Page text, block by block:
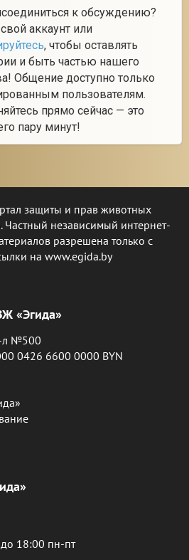
к обсуждению?
аккаунт или
, чтобы оставлять
и быть частью нашего
Общение доступно только
пользователям.
прямо сейчас — это
пару минут!
защиты и прав животных
Частный независимый интернет-
разрешена только с
на www.egida.by
«Эгида»
л №500
0426 6600 0000 BYN
18:00 пн-пт